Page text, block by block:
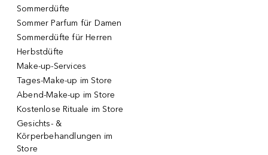
Sommerdüfte
Sommer Parfum für Damen
Sommerdüfte für Herren
Herbstdüfte
Make-up-Services
Tages-Make-up im Store
Abend-Make-up im Store
Kostenlose Rituale im Store
Gesichts- &
Körperbehandlungen im
Store